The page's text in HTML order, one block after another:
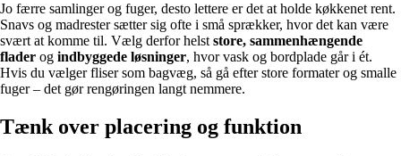
Jo færre samlinger og fuger, desto lettere er det at holde køkkenet rent.
Snavs og madrester sætter sig ofte i små sprækker, hvor det kan være
svært at komme til. Vælg derfor helststore, sammenhængende
flader og indbyggede løsninger, hvor vask og bordplade går i ét.
Hvis du vælger fliser som bagvæg, så gå efter store formater og smalle
fuger – det gør rengøringen langt nemmere.
Tænk over placering og funktion